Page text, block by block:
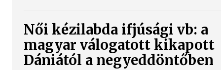
Női kézilabda ifjúsági vb: a
magyar válogatott kikapott
Dániától a negyeddöntőben